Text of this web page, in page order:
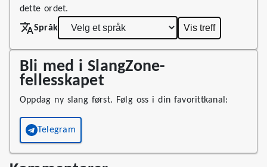
dette ordet.
Språk
Vis treff
Bli med i SlangZone-
fellesskapet
Oppdag ny slang først. Følg oss i din favorittkanal:
Telegram